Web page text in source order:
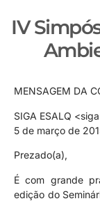
IV
MENSAGEM DA
SIGA ESALQ
5 de março de
Prezado(a),
É com grande
edição do